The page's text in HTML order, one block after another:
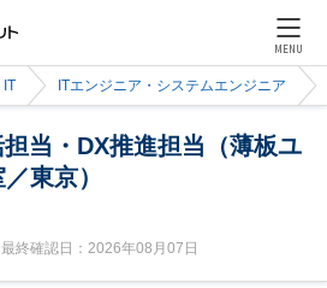
MENU
IT ITエンジニア・システムエンジニア
担当・DX推進担当（薄板ユ
東京）
終確認日：2026年08月07日